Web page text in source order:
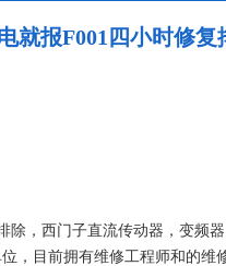
就报F001四小时修复
除，西门子直流传动器，变
，目前拥有维修工程师和的